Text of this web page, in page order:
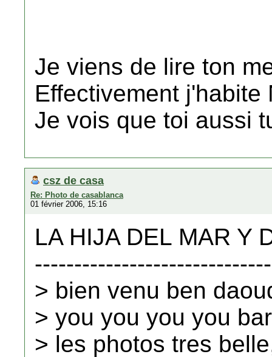
Je viens de lire ton
Effectivement j'habite
Je vois que toi aussi
csz de casa
Re: Photo de casablanca
01 février 2006, 15:16
LA HIJA DEL MAR Y
> bien venu ben
> you you you you
> les photos tres